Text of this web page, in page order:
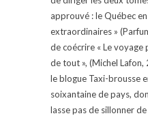
approuvé : le Québec
extraordinaires »
de coécrire « Le
de tout », (Michel
le blogue Taxi-brousse
soixantaine de pays,
lasse pas de sillonner